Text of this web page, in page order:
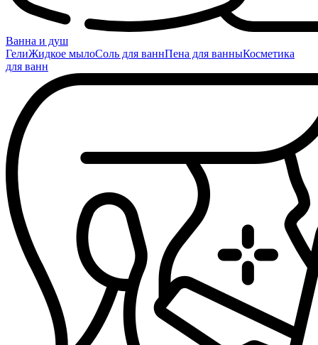
Ванна и душ
ГелиЖидкое мылоСоль для ваннПена для ванныКосметика
для ванн